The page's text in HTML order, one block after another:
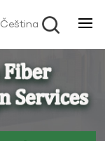
Čeština